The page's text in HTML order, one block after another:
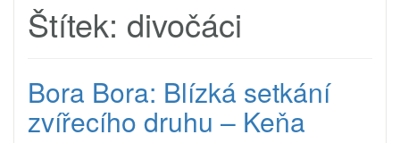
Štítek: divočáci
Bora Bora: Blízká setkání
zvířecího druhu – Keňa